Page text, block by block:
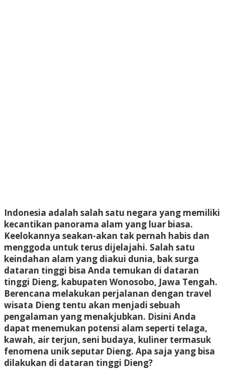
Indonesia adalah salah satu negara yang memiliki
kecantikan panorama alam yang luar biasa.
Keelokannya seakan-akan tak pernah habis dan
menggoda untuk terus dijelajahi. Salah satu
keindahan alam yang diakui dunia, bak surga
dataran tinggi bisa Anda temukan di dataran
tinggi Dieng, kabupaten Wonosobo, Jawa Tengah.
Berencana melakukan perjalanan dengan travel
wisata Dieng tentu akan menjadi sebuah
pengalaman yang menakjubkan. Disini Anda
dapat menemukan potensi alam seperti telaga,
kawah, air terjun, seni budaya, kuliner termasuk
fenomena unik seputar Dieng. Apa saja yang bisa
dilakukan di dataran tinggi Dieng?